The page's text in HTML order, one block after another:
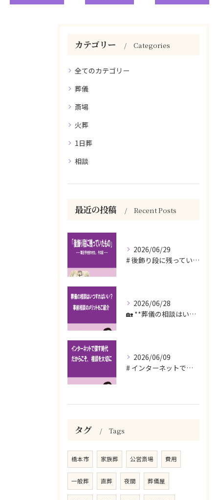
カテゴリー Categories
全てのカテゴリー
葬儀
斎場
火葬
1日葬
相談
最近の投稿 Recent Posts
2026/06/29
# 後飾り段に残っていたもの
2026/06/28
🏡 **葬儀の相談はいつすればいい？事前相談のメリットをご紹...
2026/06/09
# インターネットで探す時代だからこそ、相談を大切に
タグ Tags
橋本市 家族葬 公営斎場 費用
一般葬 直葬 夜間 葬儀屋